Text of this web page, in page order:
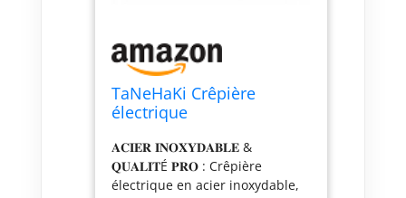
TaNeHaKi Crêpière
électrique
45 cm 150–280 °C plaque
antiadhésive machine à
crêpes automatique
𝐀𝐂𝐈𝐄𝐑 𝐈𝐍𝐎𝐗𝐘𝐃𝐀𝐁𝐋𝐄 &
𝐐𝐔𝐀𝐋𝐈𝐓É 𝐏𝐑𝐎 : Crêpière
électrique en acier inoxydable,